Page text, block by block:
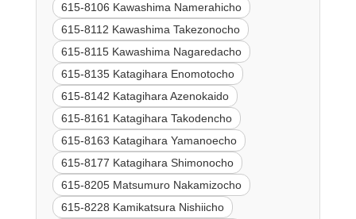
615-8106 Kawashima Namerahicho
615-8112 Kawashima Takezonocho
615-8115 Kawashima Nagaredacho
615-8135 Katagihara Enomotocho
615-8142 Katagihara Azenokaido
615-8161 Katagihara Takodencho
615-8163 Katagihara Yamanoecho
615-8177 Katagihara Shimonocho
615-8205 Matsumuro Nakamizocho
615-8228 Kamikatsura Nishiicho